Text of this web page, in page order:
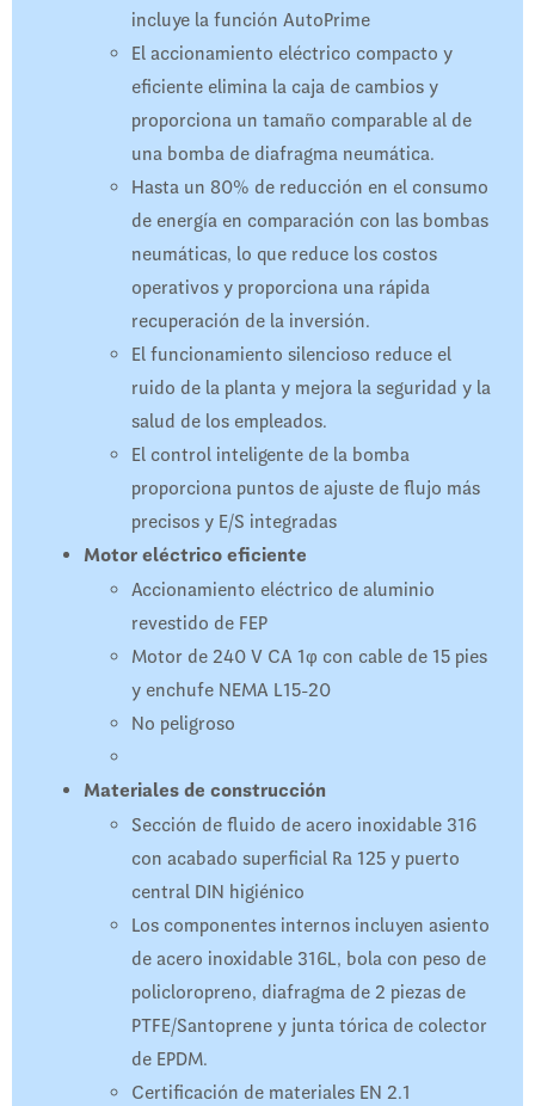
incluye la función AutoPrime
El accionamiento eléctrico compacto y
eficiente elimina la caja de cambios y
proporciona un tamaño comparable al de
una bomba de diafragma neumática.
Hasta un 80% de reducción en el consumo
de energía en comparación con las bombas
neumáticas, lo que reduce los costos
operativos y proporciona una rápida
recuperación de la inversión.
El funcionamiento silencioso reduce el
ruido de la planta y mejora la seguridad y la
salud de los empleados.
El control inteligente de la bomba
proporciona puntos de ajuste de flujo más
precisos y E/S integradas
Motor eléctrico eficiente
Accionamiento eléctrico de aluminio
revestido de FEP
Motor de 240 V CA 1φ con cable de 15 pies
y enchufe NEMA L15-20
No peligroso
Materiales de construcción
Sección de fluido de acero inoxidable 316
con acabado superficial Ra 125 y puerto
central DIN higiénico
Los componentes internos incluyen asiento
de acero inoxidable 316L, bola con peso de
policloropreno, diafragma de 2 piezas de
PTFE/Santoprene y junta tórica de colector
de EPDM.
Certificación de materiales EN 2.1